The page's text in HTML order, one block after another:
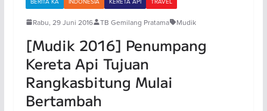
Rabu, 29 Juni 2016 TB Gemilang Pratama Mudik
[Mudik 2016] Penumpang
Kereta Api Tujuan
Rangkasbitung Mulai
Bertambah